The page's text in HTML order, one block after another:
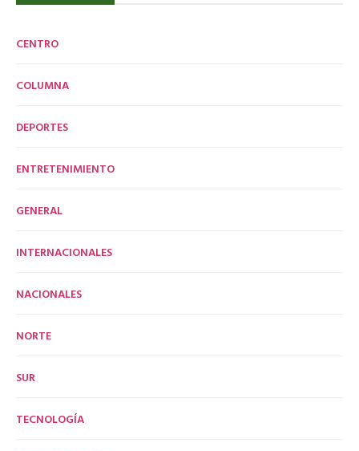
CENTRO
COLUMNA
DEPORTES
ENTRETENIMIENTO
GENERAL
INTERNACIONALES
NACIONALES
NORTE
SUR
TECNOLOGÍA